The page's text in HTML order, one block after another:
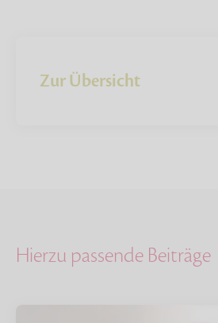
Zur Übersicht
Hierzu passende Beiträge